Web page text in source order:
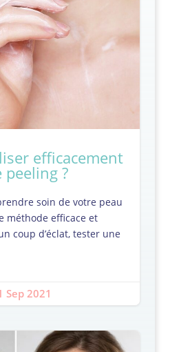
efficacement
peeling ?
soin de votre peau
méthode efficace et
coup d’éclat, tester une
Sep 2021